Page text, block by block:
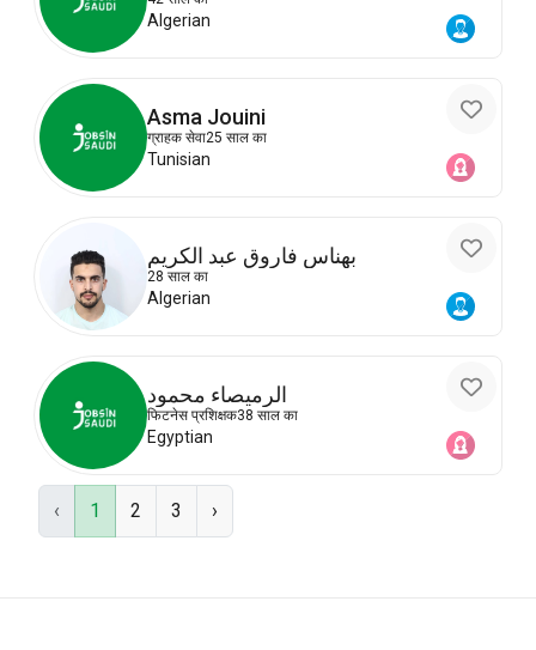
Algerian
Asma Jouini
ग्राहक सेवा25 साल का
Tunisian
بهناس فاروق عبد الكريم
28 साल का
Algerian
الرميصاء محمود
फिटनेस प्रशिक्षक38 साल का
Egyptian
‹ 1 2 3 ›